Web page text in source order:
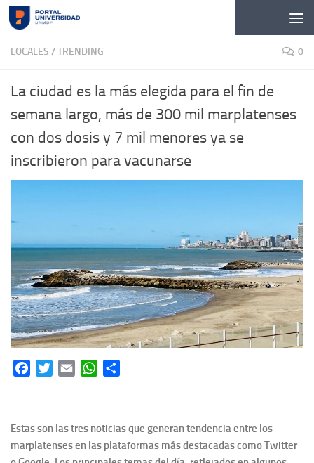
Skip to content
LOCALES /TRENDING 0
La ciudad es la más elegida para el fin de
semana largo, más de 300 mil marplatenses
con dos dosis y 7 mil menores ya se
inscribieron para vacunarse
FacebookTwitterEmail WhatsApp
Estas son las tres noticias que generan tendencia entre los
marplatenses en las plataformas más destacadas como Twitter